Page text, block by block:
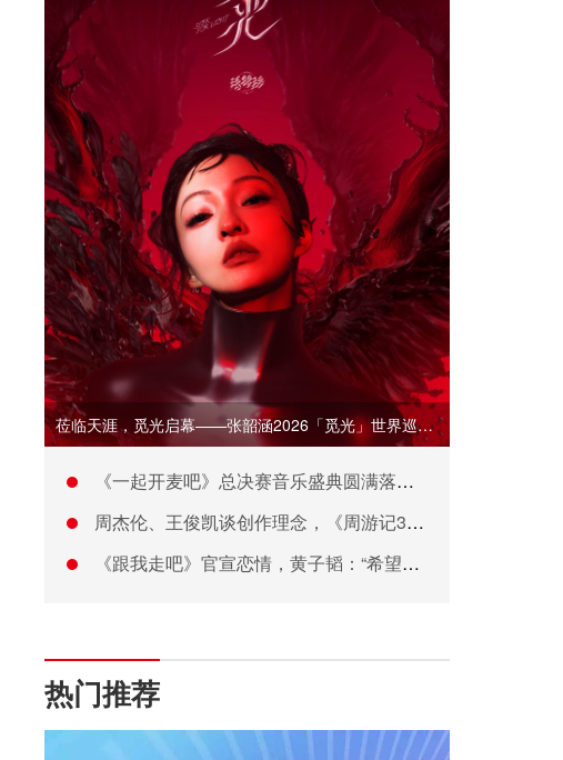
莅临天涯，觅光启幕——张韶涵2026「觅光」世界巡演首站定档
《一起开麦吧》总决赛音乐盛典圆满落幕，以纯粹之声书写音综新章
周杰伦、王俊凯谈创作理念，《周游记3》感受“湘味”烟火气
《跟我走吧》官宣恋情，黄子韬：“希望喜欢我的人可以幸福”
热门推荐